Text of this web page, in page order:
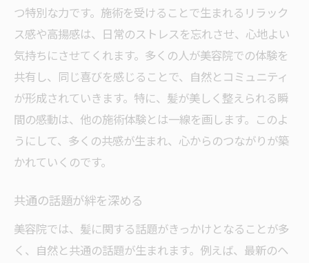
つ特別な力です。施術を受けることで生まれるリラック
ス感や高揚感は、日常のストレスを忘れさせ、心地よい
気持ちにさせてくれます。多くの人が美容院での体験を
共有し、同じ喜びを感じることで、自然とコミュニティ
が形成されていきます。特に、髪が美しく整えられる瞬
間の感動は、他の施術体験とは一線を画します。このよ
うにして、多くの共感が生まれ、心からのつながりが築
かれていくのです。
共通の話題が絆を深める
美容院では、髪に関する話題がきっかけとなることが多
く、自然と共通の話題が生まれます。例えば、最新のヘ